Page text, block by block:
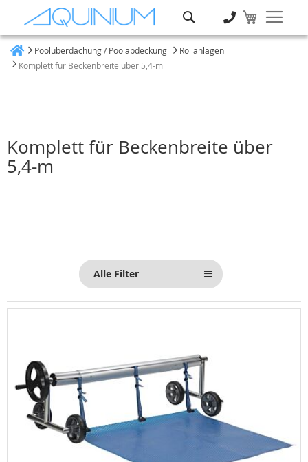
Poolüberdachung / Poolabdeckung
Rollanlagen
Komplett für Beckenbreite über 5,4-m
Komplett für Beckenbreite über
5,4-m
Alle Filter